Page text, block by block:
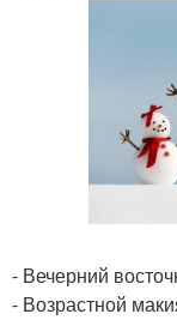
- Вечерний
- Возрастной